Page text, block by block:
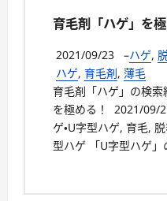
育毛剤「ハゲ」を極
2021/09/23 –ハゲ,
ハゲ, 育毛剤, 薄毛
育毛剤「ハゲ」の検索
を極める！ 2021/09/
ゲ・U字型ハゲ, 育毛,
型ハゲ 「U字型ハゲ